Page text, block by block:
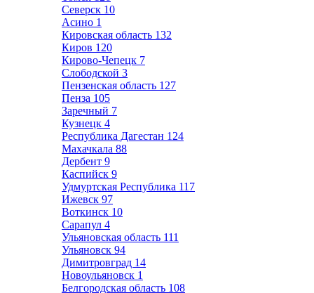
Северск 10
Асино 1
Кировская область 132
Киров 120
Кирово-Чепецк 7
Слободской 3
Пензенская область 127
Пенза 105
Заречный 7
Кузнецк 4
Республика Дагестан 124
Махачкала 88
Дербент 9
Каспийск 9
Удмуртская Республика 117
Ижевск 97
Воткинск 10
Сарапул 4
Ульяновская область 111
Ульяновск 94
Димитровград 14
Новоульяновск 1
Белгородская область 108